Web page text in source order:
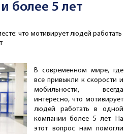
более 5 лет
что мотивирует людей работать
В современном мире, где
все привыкли к скорости и
мобильности, всегда
интересно, что мотивирует
людей работать в одной
компании более 5 лет. На
этот вопрос нам помогли